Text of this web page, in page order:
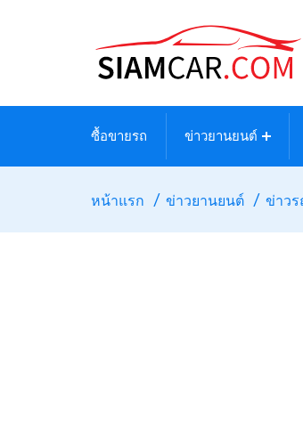
ซื้อขายรถ ข่าวยานยนต์
หน้าแรก ข่าวยานยนต์ ข่าว